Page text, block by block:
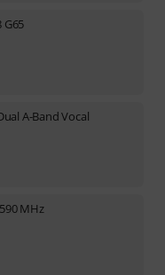
G65
A-Band Vocal
MHz